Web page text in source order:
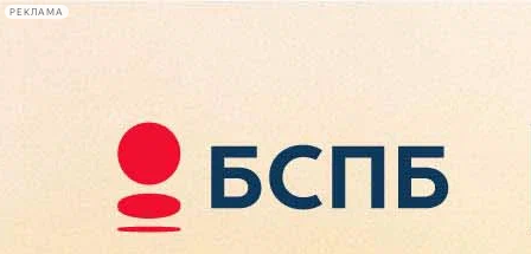
РЕКЛАМА
Сегодня:
2026.08.10
11:57
Афиша Plus